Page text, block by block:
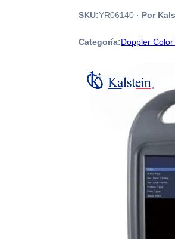
SKU:YR06140 · Por
Categoría:Doppler